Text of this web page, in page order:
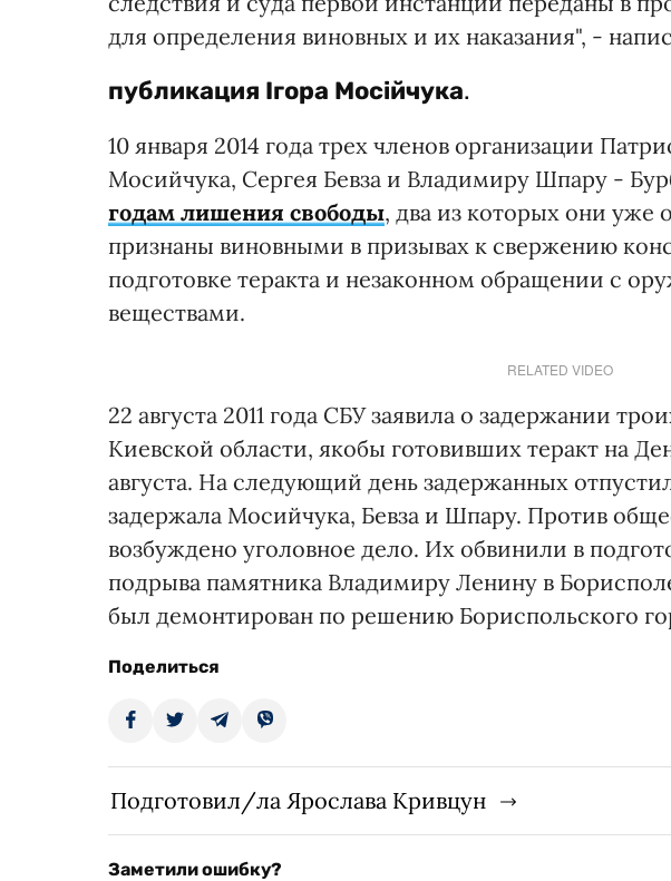
для определения виновных и их наказания", -
публикация Ігора Мосійчука.
10 января 2014 года трех членов организации
Мосийчука, Сергея Бевза и Владимиру Шпару -
годам лишения свободы, два из которых они
признаны виновными в призывах к свержению
подготовке теракта и незаконном обращении с
веществами.
RELATED VIDEO
22 августа 2011 года СБУ заявила о задержании
Киевской области, якобы готовивших теракт на
августа. На следующий день задержанных
задержала Мосийчука, Бевза и Шпару. Против
возбуждено уголовное дело. Их обвинили в
подрыва памятника Владимиру Ленину в
был демонтирован по решению Бориспольского
Поделиться
Подготовил/ла Ярослава Кривцун
Заметили ошибку?